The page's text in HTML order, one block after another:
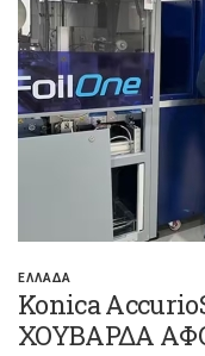
ΕΛΛΑΔΑ
Konica
ΧΟΥΒΑΡΔΑ